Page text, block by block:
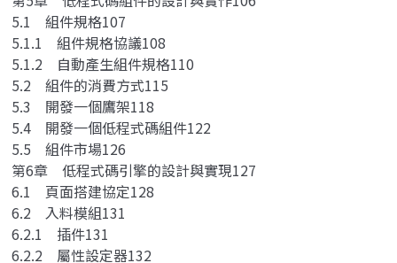
5.1 組件規格107
5.1.1 組件規格協議108
5.1.2 自動產生組件規格110
5.2 組件的消費方式115
5.3 開發一個鷹架118
5.4 開發一個低程式碼組件122
5.5 組件市場126
第6章 低程式碼引擎的設計與實現127
6.1 頁面搭建協定128
6.2 入料模組131
6.2.1 插件131
6.2.2 屬性設定器132